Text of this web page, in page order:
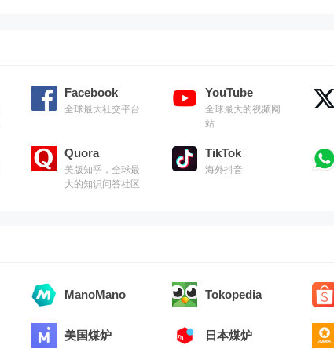
Facebook
全球最大社交平台
YouTube
全球最大的视频网
站
Quora
美版知乎，全球最
大的知识问答社区
TikTok
海外抖音
ManoMano Tokopedia
美国煤炉 日本煤炉